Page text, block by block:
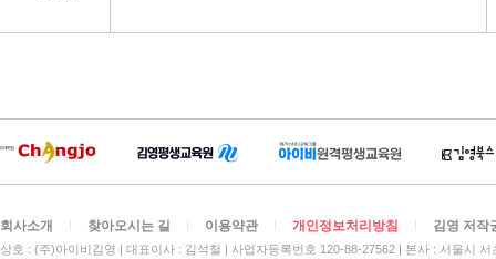
회사소개 찾아오시는 길 이용약관 개인정보처리방침 김영 저작
상호 : (주)아이비김영 대표이사 : 김석철 사업자등록번호 120-88-27562
본사 : 서울시